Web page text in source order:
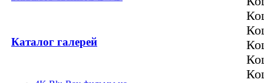
Каталог галерей